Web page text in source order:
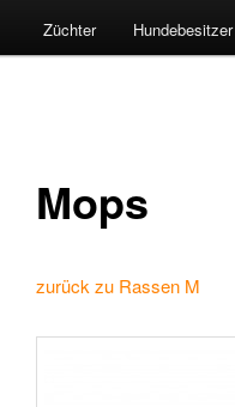
Züchter Hundebesitzer
Mops
zurück zu Rassen M